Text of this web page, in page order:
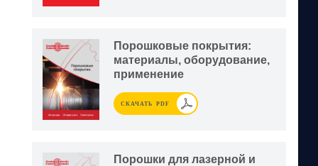
Порошковые покрытия:
материалы, оборудование,
применение
СКАЧАТЬ PDF
Порошки для лазерной и